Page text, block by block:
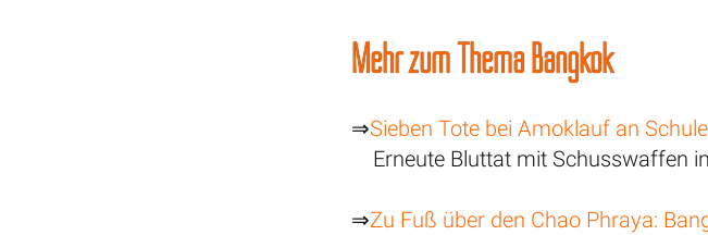
Mehr zum Thema Bangkok
⇒Sieben Tote bei Amoklauf an
Erneute Bluttat mit Schusswaffen
⇒Zu Fuß über den Chao Phraya: